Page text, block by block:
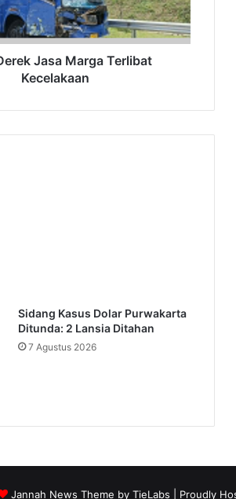
Jasa Marga Terlibat
Kecelakaan
Sidang Kasus Dolar Purwakarta
Ditunda: 2 Lansia Ditahan
7 Agustus 2026
Jannah News Theme by TieLabs | Proudly